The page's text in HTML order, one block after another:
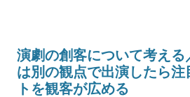
演劇の創客について考える
は別の観点で出演したら注
トを観客が広める